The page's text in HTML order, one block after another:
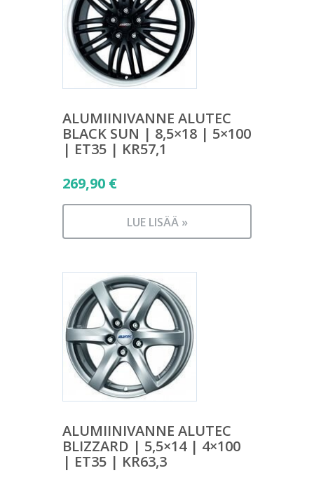
ALUMIINIVANNE ALUTEC
BLACK SUN | 8,5×18 | 5×100
| ET35 | KR57,1
269,90 €
LUE LISÄÄ »
ALUMIINIVANNE ALUTEC
BLIZZARD | 5,5×14 | 4×100
| ET35 | KR63,3